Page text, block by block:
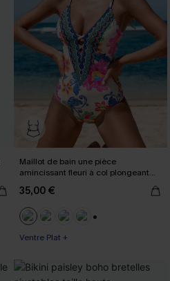
Maillot de bain une pièce
amincissant fleuri à col plongeant
35,00 €
Ventre Plat +